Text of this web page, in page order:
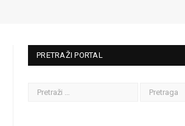
PRETRAŽI PORTAL